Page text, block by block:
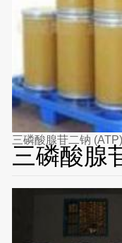
三磷酸腺苷二钠 (ATP)
三磷酸腺